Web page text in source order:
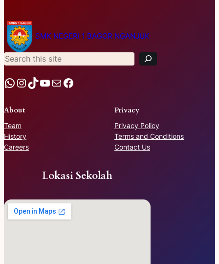
SMK NEGERI 1 BAGOR NGANJUK
S
r
c
h
WhatsApp InstagramTikTok YouTube Mail Facebook
About
Team
History
Careers
Privacy
Privacy Policy
Terms and Conditions
Contact Us
Lokasi Sekolah